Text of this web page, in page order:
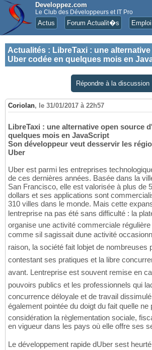
Developpez.com
Le Club des Développeurs et IT Pro
Actus Forum Actualit�s Emploi
Actualités : LibreTaxi : une
Uber codée en quelques mois en
Répondre à la discussion
Coriolan, le 31/01/2017 à 22h57
LibreTaxi : une alternative open source
quelques mois en JavaScript
Son développeur veut desservir les
Uber
Uber est parmi les entreprises
de ces dernières années. Basée dans la
San Francisco, elle est valorisée à plus de
dollars et ses applications sont
310 villes dans le monde. Mais cette
lentreprise na pas été sans difficulté : la
organise une activité commerciale
comme sil sagissait dune activité
raison, la société fait lobjet de nombreuses
contestant ses pratiques et la libre
avant. Lentreprise est souvent remise en
pouvoirs publics et les professionnels qui
concurrence déloyale et de travail
également pointée du doigt du fait quelle
considération la règlementation sociale,
en vigueur dans les pays où elle offre ses
Le développement rapide dUber sest